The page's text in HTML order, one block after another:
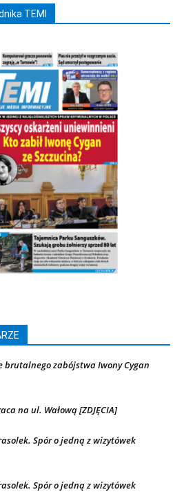
TEMI
brutalnego zabójstwa Iwony Cygan
na ul. Wałową [ZDJĘCIA]
Spór o jedną z wizytówek
Spór o jedną z wizytówek